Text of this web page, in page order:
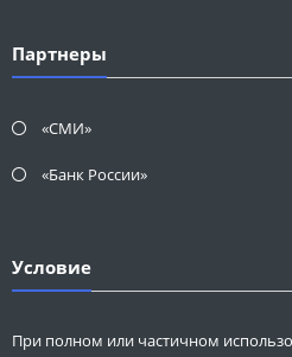
Партнеры
«СМИ»
«Банк России»
Условие
При полном или частичном